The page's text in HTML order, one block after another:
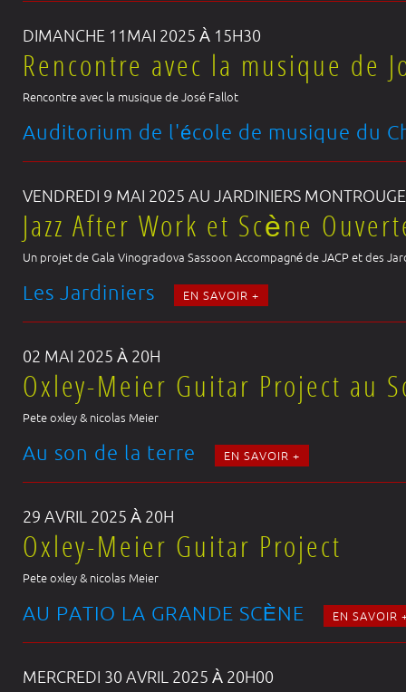
DIMANCHE 11MAI 2025 À 15H30
Rencontre avec la musique de
Rencontre avec la musique de José Fallot
Auditorium de l'école de musique du
VENDREDI 9 MAI 2025 AU JARDINIERS
Jazz After Work et Scène
Un projet de Gala Vinogradova Sassoon Accompagné de JACP et des
Les Jardiniers EN SAVOIR +
02 MAI 2025 À 20H
Oxley-Meier Guitar Project au
Pete oxley & nicolas Meier
Au son de la terre EN SAVOIR +
29 AVRIL 2025 À 20H
Oxley-Meier Guitar Project
Pete oxley & nicolas Meier
AU PATIO LA GRANDE SCÈNE EN SAVOIR
MERCREDI 30 AVRIL 2025 À 20H00